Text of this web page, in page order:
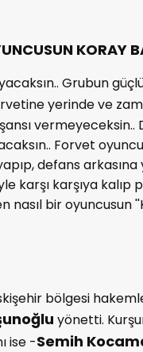
KORAY
Grubun
yerinde ve
vermeyeceksin..
Forvet
defans
karşı karşıya kalıp
nasıl bir oyuncusun
bölgesi
yönetti.
ise -Semih